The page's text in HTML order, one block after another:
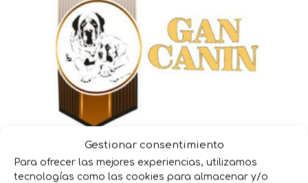
Gestionar consentimiento
Para ofrecer las mejores experiencias, utilizamos
tecnologías como las cookies para almacenar y/o
Gan Canin